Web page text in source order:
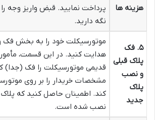
هزینه ها
پرداخت نمایید. قبض واریز وجه
نگه دارید.
۵. فک
پلاک قبلی
و نصب
پلاک
جدید
موتورسیکلت خود را به بخش فک
هدایت کنید. در این قسمت،
قدیمی موتورسیکلت را فک (جدا)
مشخصات خریدار را بر روی
کند. اطمینان حاصل کنید که
نصب شده است.